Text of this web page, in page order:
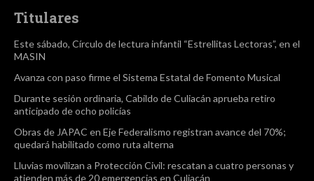
Titulares
Este sábado, Círculo de lectura infantil “Estrellitas Lectoras”, en el
MASIN
Avanza con paso firme el Sistema Estatal de Fomento Musical
Durante sesión ordinaria, Cabildo de Culiacán aprueba retiro
anticipado de ocho policías
Obras de JAPAC en Eje Federalismo registran avance del 70%;
quedará habilitado como ruta alterna
Lluvias movilizan a Protección Civil: rescatan a cuatro personas y
atienden más de 20 emergencias en Culiacán